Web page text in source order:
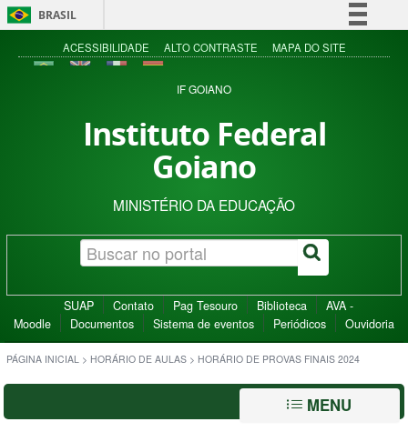
BRASIL
Simplifique!
Acesso à informação
ACESSIBILIDADE ALTO CONTRASTE MAPA DO SITE
IF GOIANO
Instituto Federal
Goiano
MINISTÉRIO DA EDUCAÇÃO
SUAP Contato Pag Tesouro Biblioteca
AVA -
Moodle
Documentos Sistema de eventos Periódicos Ouvidoria
PÁGINA INICIAL > HORÁRIO DE AULAS > HORÁRIO DE PROVAS FINAIS 2024
MENU